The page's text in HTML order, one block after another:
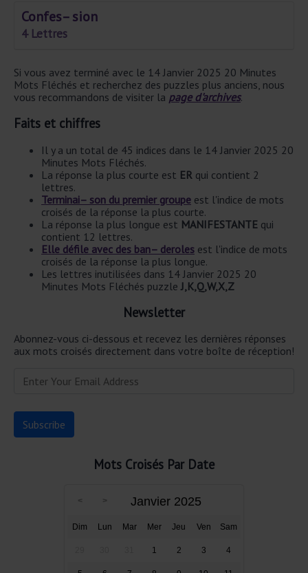
Confes– sion
4 Lettres
Si vous avez terminé avec le 14 Janvier 2025 20 Minutes
Mots Fléchés et recherchez des puzzles plus anciens, nous
vous recommandons de visiter la page d'archives.
Faits et chiffres
Il y a un total de 45 indices dans le 14 Janvier 2025 20
Minutes Mots Fléchés.
La réponse la plus courte est ER qui contient 2
lettres.
Terminai– son du premier groupe est l'indice de mots
croisés de la réponse la plus courte.
La réponse la plus longue est MANIFESTANTE qui
contient 12 lettres.
Elle défile avec des ban– deroles est l'indice de mots
croisés de la réponse la plus longue.
Les lettres inutilisées dans 14 Janvier 2025 20
Minutes Mots Fléchés puzzle J,K,Q,W,X,Z
Newsletter
Abonnez-vous ci-dessous et recevez les dernières réponses
aux mots croisés directement dans votre boîte de réception!
Mots Croisés Par Date
Janvier 2025
Dim Lun Mar Mer Jeu Ven Sam
1 2 3 4